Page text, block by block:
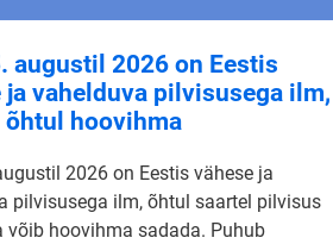
augustil 2026 on Eestis
ja vahelduva pilvisusega ilm,
hoovihma
2026 on Eestis vähese ja
pilvisusega ilm, õhtul saartel pilvisus
võib hoovihma sadada. Puhub